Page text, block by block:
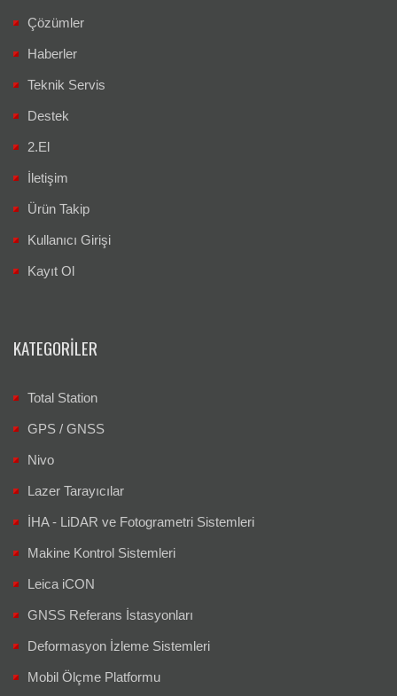
Çözümler
Haberler
Teknik Servis
Destek
2.El
İletişim
Ürün Takip
Kullanıcı Girişi
Kayıt Ol
KATEGORILER
Total Station
GPS / GNSS
Nivo
Lazer Tarayıcılar
İHA - LiDAR ve Fotogrametri Sistemleri
Makine Kontrol Sistemleri
Leica iCON
GNSS Referans İstasyonları
Deformasyon İzleme Sistemleri
Mobil Ölçme Platformu